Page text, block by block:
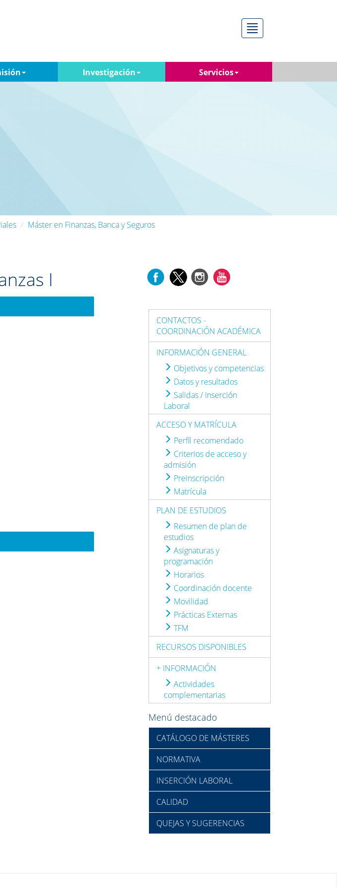
Menú
Investigación Servicios
Máster en Finanzas, Banca y Seguros
I
CONTACTOS -
COORDINACIÓN ACADÉMICA
INFORMACIÓN GENERAL
Objetivos y competencias
Datos y resultados
Salidas / Inserción
Laboral
ACCESO Y MATRÍCULA
Perfil recomendado
Criterios de acceso y
admisión
Preinscripción
Matrícula
PLAN DE ESTUDIOS
Resumen de plan de
estudios
Asignaturas y
programación
Horarios
Coordinación docente
Movilidad
Prácticas Externas
TFM
RECURSOS DISPONIBLES
+ INFORMACIÓN
Actividades
complementarias
Menú destacado
CATÁLOGO DE MÁSTERES
NORMATIVA
INSERCIÓN LABORAL
CALIDAD
QUEJAS Y SUGERENCIAS